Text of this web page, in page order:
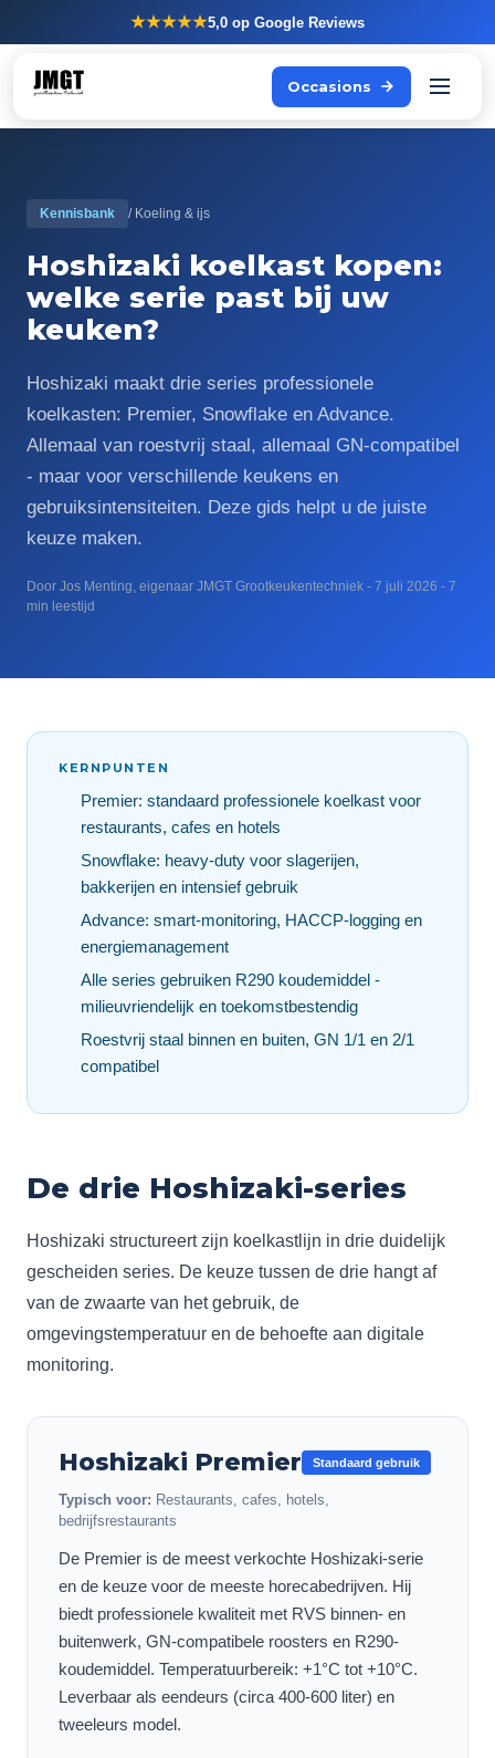
★★★★★5,0 op Google Reviews
Occasions
Kennisbank / Koeling & ijs
Hoshizaki koelkast kopen:
welke serie past bij uw
keuken?
Hoshizaki maakt drie series professionele
koelkasten: Premier, Snowflake en Advance.
Allemaal van roestvrij staal, allemaal GN-compatibel
- maar voor verschillende keukens en
gebruiksintensiteiten. Deze gids helpt u de juiste
keuze maken.
Door Jos Menting, eigenaar JMGT Grootkeukentechniek - 7 juli 2026 - 7
min leestijd
KERNPUNTEN
Premier: standaard professionele koelkast voor
restaurants, cafes en hotels
Snowflake: heavy-duty voor slagerijen,
bakkerijen en intensief gebruik
Advance: smart-monitoring, HACCP-logging en
energiemanagement
Alle series gebruiken R290 koudemiddel -
milieuvriendelijk en toekomstbestendig
Roestvrij staal binnen en buiten, GN 1/1 en 2/1
compatibel
De drie Hoshizaki-series
Hoshizaki structureert zijn koelkastlijn in drie duidelijk
gescheiden series. De keuze tussen de drie hangt af
van de zwaarte van het gebruik, de
omgevingstemperatuur en de behoefte aan digitale
monitoring.
Hoshizaki Premier Standaard gebruik
Typisch voor: Restaurants, cafes, hotels,
bedrijfsrestaurants
De Premier is de meest verkochte Hoshizaki-serie
en de keuze voor de meeste horecabedrijven. Hij
biedt professionele kwaliteit met RVS binnen- en
buitenwerk, GN-compatibele roosters en R290-
koudemiddel. Temperatuurbereik: +1°C tot +10°C.
Leverbaar als eendeurs (circa 400-600 liter) en
tweeleurs model.